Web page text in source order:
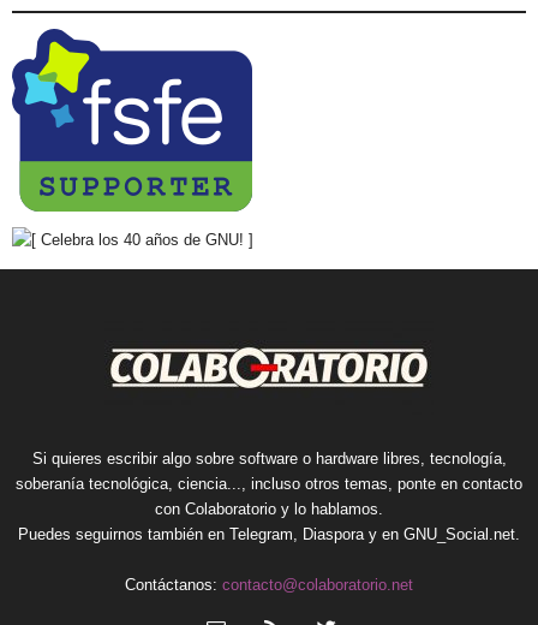
Si quieres escribir algo sobre software o hardware libres, tecnología,
soberanía tecnológica, ciencia..., incluso otros temas, ponte en contacto
con Colaboratorio y lo hablamos.
Puedes seguirnos también en Telegram Diaspora y en GNU_Social.net
Contáctanos: contacto@colaboratorio.net